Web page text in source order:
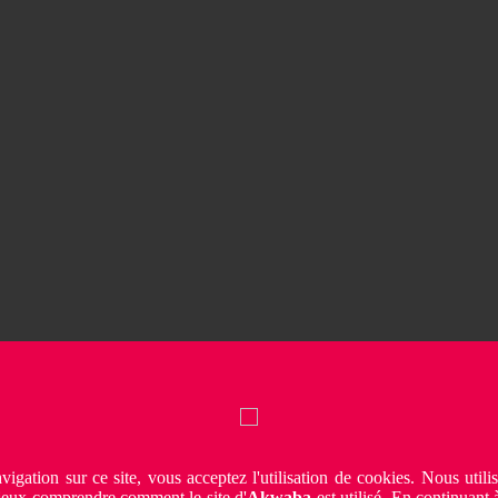
sur ce site, vous acceptez l'utilisation de cookies. Nous